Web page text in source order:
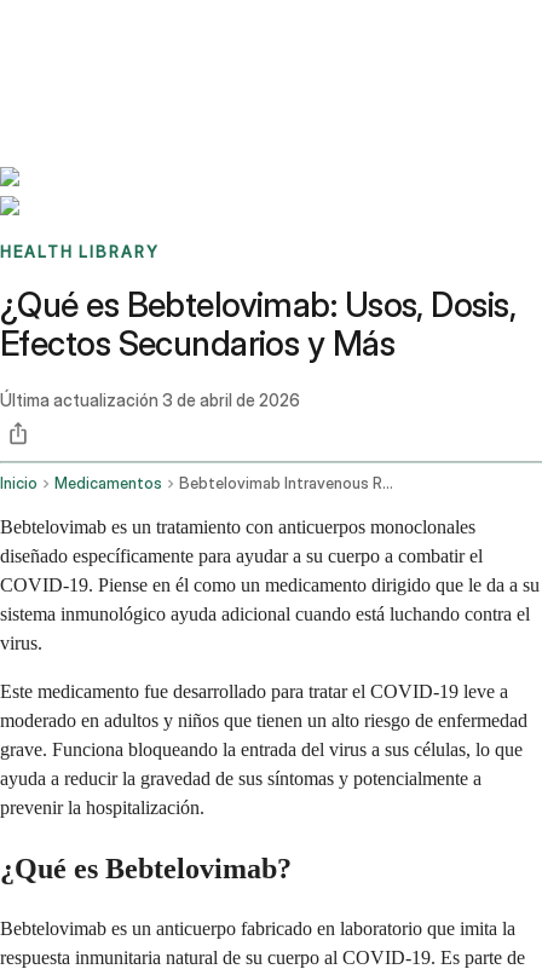
HEALTH LIBRARY
¿Qué es Bebtelovimab: Usos, Dosis,
Efectos Secundarios y Más
Última actualización 3 de abril de 2026
Inicio Medicamentos Bebtelovimab Intravenous Route
Bebtelovimab es un tratamiento con anticuerpos monoclonales
diseñado específicamente para ayudar a su cuerpo a combatir el
COVID-19. Piense en él como un medicamento dirigido que le da a su
sistema inmunológico ayuda adicional cuando está luchando contra el
virus.
Este medicamento fue desarrollado para tratar el COVID-19 leve a
moderado en adultos y niños que tienen un alto riesgo de enfermedad
grave. Funciona bloqueando la entrada del virus a sus células, lo que
ayuda a reducir la gravedad de sus síntomas y potencialmente a
prevenir la hospitalización.
¿Qué es Bebtelovimab?
Bebtelovimab es un anticuerpo fabricado en laboratorio que imita la
respuesta inmunitaria natural de su cuerpo al COVID-19. Es parte de